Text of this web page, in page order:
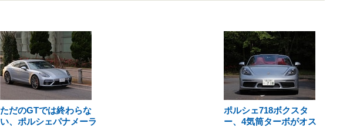
ただのGTでは終わらな
い、ポルシェパナメーラ
ポルシェ718ボクスタ
ー、4気筒ターボがオス